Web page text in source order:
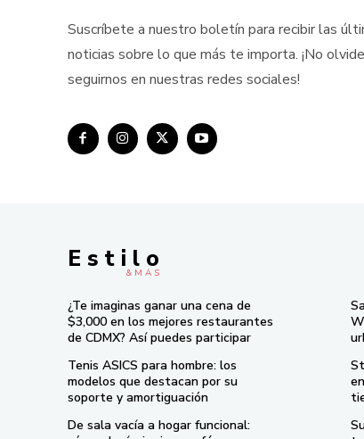
Suscríbete a nuestro boletín para recibir las
noticias sobre lo que más te importa. ¡No
seguirnos en nuestras redes sociales!
E s t i l o
& M À S
¿Te imaginas ganar una cena de
$3,000 en los mejores restaurantes
de CDMX? Así puedes participar
Tenis ASICS para hombre: los
modelos que destacan por su
soporte y amortiguación
De sala vacía a hogar funcional: